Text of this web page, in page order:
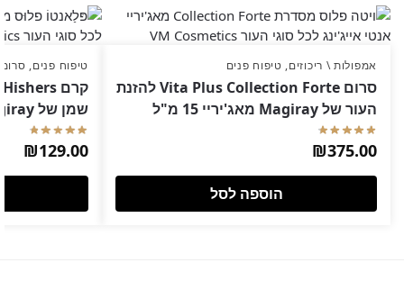
אמפולות \ ריכוזים, טיפוח פנים
סרום Vita Plus Collection Forte להזנת
העור של Magiray מאג'יריי 15 מ"ל
₪375.00
הוספה לסל
טיפוח פנים,
שמן של Magiray מאג'יריי 50 מ"ל
₪129.00